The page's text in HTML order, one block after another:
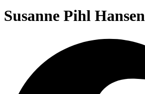
Susanne Pihl Hansen